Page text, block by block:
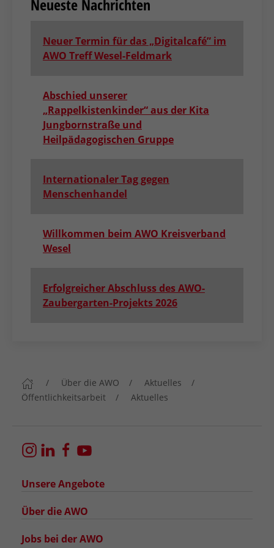
Neueste Nachrichten
Neuer Termin für das „Digitalcafé” im
AWO Treff Wesel-Feldmark
Abschied unserer
„Rappelkistenkinder“ aus der Kita
Jungbornstraße und
Heilpädagogischen Gruppe
Internationaler Tag gegen
Menschenhandel
Willkommen beim AWO Kreisverband
Wesel
Erfolgreicher Abschluss des AWO-
Zaubergarten-Projekts 2026
Über die AWO
Aktuelles
Öffentlichkeitsarbeit
Aktuelles
Unsere Angebote
Über die AWO
Jobs bei der AWO